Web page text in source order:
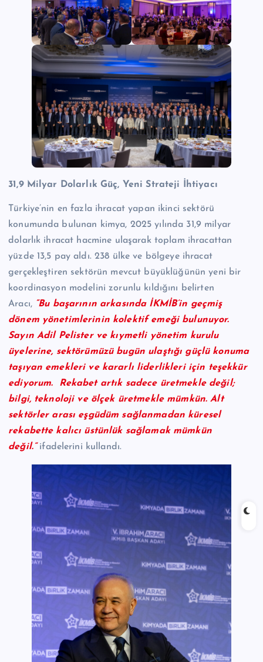
31,9 Milyar Dolarlık Güç, Yeni Strateji İhtiyacı
Türkiye’nin en fazla ihracat yapan ikinci sektörü
konumunda bulunan kimya, 2025 yılında 31,9 milyar
dolarlık ihracat hacmine ulaşarak toplam ihracattan
yüzde 13,5 pay aldı. 238 ülke ve bölgeye ihracat
gerçekleştiren sektörün mevcut büyüklüğünün yeni bir
koordinasyon modelini zorunlu kıldığını belirten
Aracı, “Bu başarının arkasında İKMİB’in geçmiş
dönem yönetimlerinin kolektif emeği bulunuyor.
Sayın Adil Pelister ve kıymetli yönetim kurulu
üyelerine, sektörümüzü bugün ulaştığı güçlü konuma
taşıyan emekleri ve kararlı liderlikleri için teşekkür
ediyorum. Rekabet artık sadece üretmekle değil;
bilgi, teknoloji ve ölçek üretmekle mümkün. Alt
sektörler arası eşgüdüm sağlanmadan küresel
rekabette kalıcı üstünlük sağlamak mümkün
değil.”ifadelerini kullandı.